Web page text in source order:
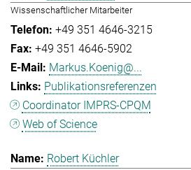
Wissenschaftlicher Mitarbeiter
+49 351 4646-3215
+49 351 4646-5902
Markus.Koenig@...
Publikationsreferenzen
Coordinator IMPRS-CPQM
Web of Science
Robert Küchler